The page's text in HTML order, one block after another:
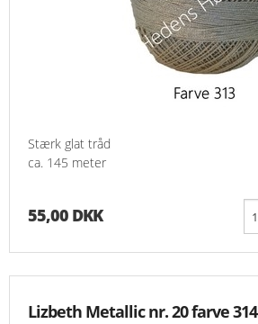
Stærk glat tråd
ca. 145 meter
55,00 DKK
Lizbeth Metallic nr. 20 farve 314